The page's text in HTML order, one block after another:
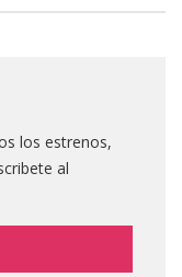
los estrenos,
al